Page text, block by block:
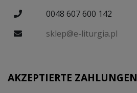
0048 607 600 142
sklep@e-liturgia.pl
AKZEPTIERTE ZAHLUNGEN